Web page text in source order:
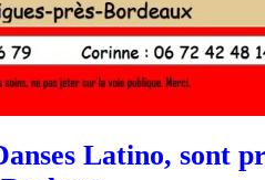
Latino, sont